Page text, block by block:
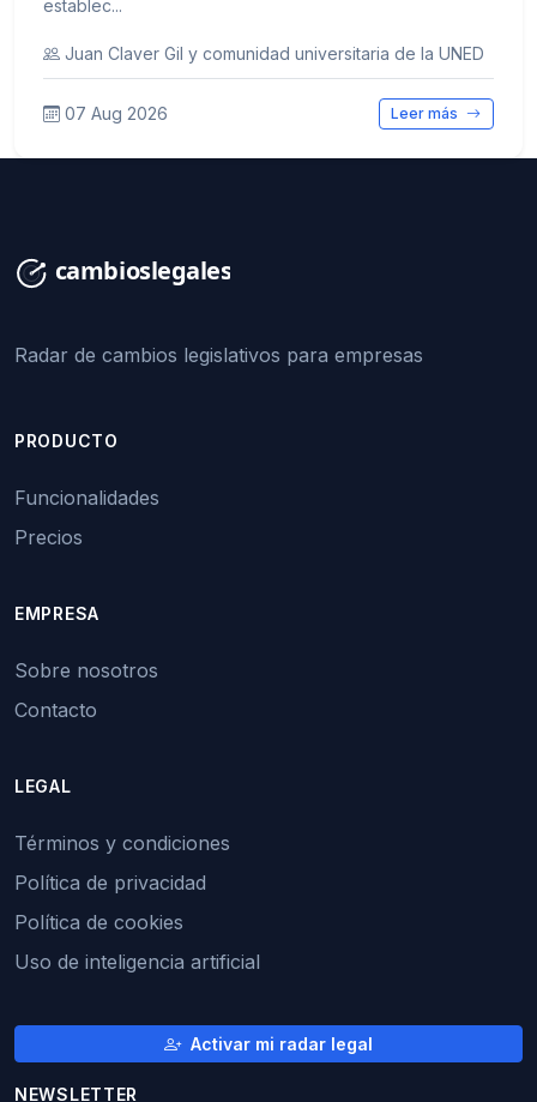
establec...
Juan Claver Gil y comunidad universitaria de la UNED
07 Aug 2026 Leer más
Radar de cambios legislativos para empresas
PRODUCTO
Funcionalidades
Precios
EMPRESA
Sobre nosotros
Contacto
LEGAL
Términos y condiciones
Política de privacidad
Política de cookies
Uso de inteligencia artificial
Activar mi radar legal
NEWSLETTER